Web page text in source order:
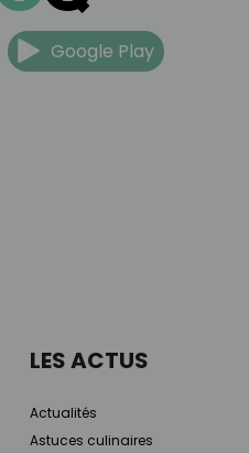
Google Play
LES ACTUS
Actualités
Astuces culinaires